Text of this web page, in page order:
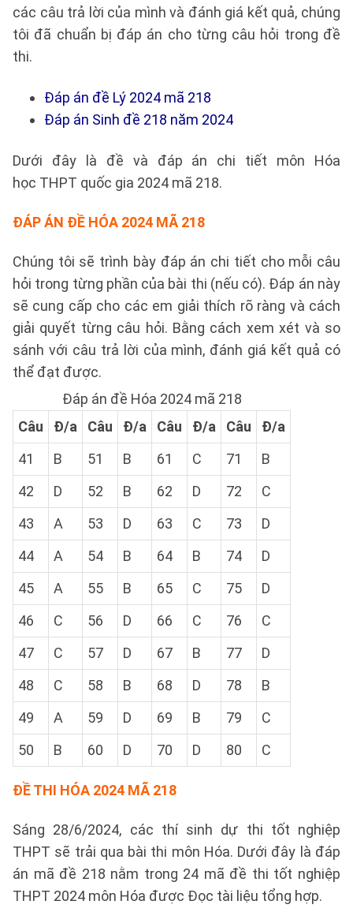
các câu trả lời của mình và đánh giá kết quả, chúng
tôi đã chuẩn bị đáp án cho từng câu hỏi trong đề
thi.
Đáp án đề Lý 2024 mã 218
Đáp án Sinh đề 218 năm 2024
Dưới đây là đề và đáp án chi tiết môn Hóa
học THPT quốc gia 2024 mã 218.
ĐÁP ÁN ĐỀ HÓA 2024 MÃ 218
Chúng tôi sẽ trình bày đáp án chi tiết cho mỗi câu
hỏi trong từng phần của bài thi (nếu có). Đáp án này
sẽ cung cấp cho các em giải thích rõ ràng và cách
giải quyết từng câu hỏi. Bằng cách xem xét và so
sánh với câu trả lời của mình, đánh giá kết quả có
thể đạt được.
Đáp án đề Hóa 2024 mã 218
Câu
Đ/a Câu Đ/a Câu Đ/a Câu
Đ/a
41
B 51 B 61 C 71
B
42
D 52 B 62 D 72
C
43
A 53 D 63 C 73
D
44
A 54 B 64 B 74
D
45
A 55 B 65 C 75
D
46
C 56 D 66 C 76
C
47
C 57 D 67 B 77
D
48
C 58 B 68 D 78
B
49
A 59 D 69 B 79
C
50
B 60 D 70 D 80 C
ĐỀ THI HÓA 2024 MÃ 218
Sáng 28/6/2024, các thí sinh dự thi tốt nghiệp
THPT sẽ trải qua bài thi môn Hóa. Dưới đây là đáp
án mã đề 218 nằm trong 24 mã đề thi tốt nghiệp
THPT 2024 môn Hóa được Đọc tài liệu tổng hợp.